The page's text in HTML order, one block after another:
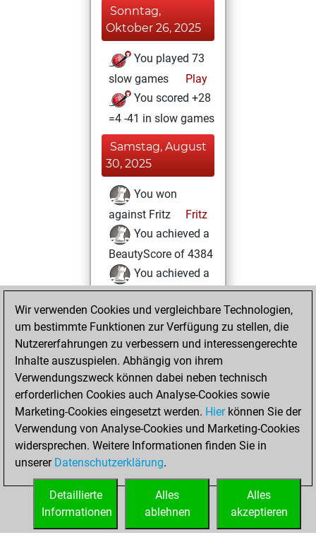
Sonntag,
Oktober 26, 2025
You played 73
slow games
Play
You scored +28
=4 -41 in slow games
Samstag, August
30, 2025
You won
against Fritz
Fritz
You achieved a
BeautyScore of 4384
You achieved a
new Elo of 1934
Sonntag, Februar
6, 2022
You created
your Studies account
Studies
Samstag,
Februar 5, 2022
You created
your Fritz account
Wir verwenden Cookies und vergleichbare Technologien,
um bestimmte Funktionen zur Verfügung zu stellen, die
Nutzererfahrungen zu verbessern und interessengerechte
Inhalte auszuspielen. Abhängig von ihrem
Verwendungszweck können dabei neben technisch
erforderlichen Cookies auch Analyse-Cookies sowie
Marketing-Cookies eingesetzt werden. Hierkönnen Sie der
Verwendung von Analyse-Cookies und Marketing-Cookies
widersprechen. Weitere Informationen finden Sie in
unserer Datenschutzerklärung.
Alles
akzeptieren
Alles
ablehnen
Detaillierte
Informationen